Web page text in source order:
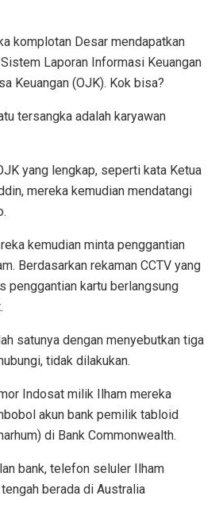
komplotan Desar mendapatkan
Laporan Informasi Keuangan
Keuangan (OJK). Kok bisa?
tersangka adalah karyawan
yang lengkap, seperti kata Ketua
mereka kemudian mendatangi
kemudian minta penggantian
Berdasarkan rekaman CCTV yang
penggantian kartu berlangsung
satunya dengan menyebutkan tiga
tidak dilakukan.
Indosat milik Ilham mereka
akun bank pemilik tabloid
di Bank Commonwealth.
bank, telefon seluler Ilham
berada di Australia